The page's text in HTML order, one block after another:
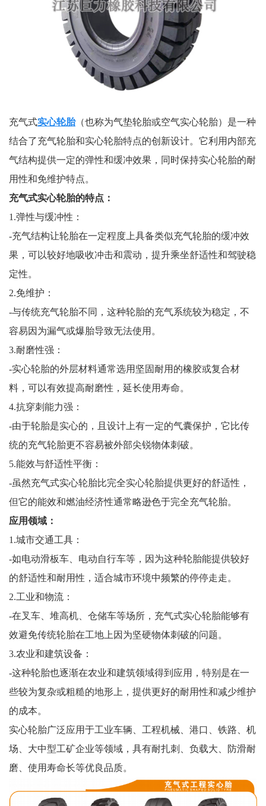
充气式实心轮胎（也称为气垫轮胎或空气实心轮胎）是一种
结合了充气轮胎和实心轮胎特点的创新设计。它利用内部充
气结构提供一定的弹性和缓冲效果，同时保持实心轮胎的耐
用性和免维护特点。
充气式实心轮胎的特点：
1.弹性与缓冲性：
-充气结构让轮胎在一定程度上具备类似充气轮胎的缓冲效
果，可以较好地吸收冲击和震动，提升乘坐舒适性和驾驶稳
定性。
2.免维护：
-与传统充气轮胎不同，这种轮胎的充气系统较为稳定，不
容易因为漏气或爆胎导致无法使用。
3.耐磨性强：
-实心轮胎的外层材料通常选用坚固耐用的橡胶或复合材
料，可以有效提高耐磨性，延长使用寿命。
4.抗穿刺能力强：
-由于轮胎是实心的，且设计上有一定的气囊保护，它比传
统的充气轮胎更不容易被外部尖锐物体刺破。
5.能效与舒适性平衡：
-虽然充气式实心轮胎比完全实心轮胎提供更好的舒适性，
但它的能效和燃油经济性通常略逊色于完全充气轮胎。
应用领域：
1.城市交通工具：
-如电动滑板车、电动自行车等，因为这种轮胎能提供较好
的舒适性和耐用性，适合城市环境中频繁的停停走走。
2.工业和物流：
-在叉车、堆高机、仓储车等场所，充气式实心轮胎能够有
效避免传统轮胎在工地上因为坚硬物体刺破的问题。
3.农业和建筑设备：
-这种轮胎也逐渐在农业和建筑领域得到应用，特别是在一
些较为复杂或粗糙的地形上，提供更好的耐用性和减少维护
的成本。
实心轮胎广泛应用于工业车辆、工程机械、港口、铁路、机
场、大中型工矿企业等领域，具有耐扎刺、负载大、防滑耐
磨、使用寿命长等优良品质。